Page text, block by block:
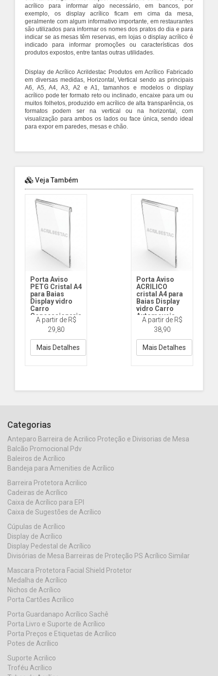
acrílico para informar algo necessário, em bancos, por
exemplo, os displayacrílico ficam em cima da mesa,
geralmente com algum informativo importante, em restaurantes
são utilizados para informar os nomes dos pratos do dia e para
indicar se as mesas têm reservas, em lojas o display acrílico é
indicado para informar promoções ou características dos
produtos expostos, entre tantas outras utilidades.
Display de Acrílico Acrildestac Produtos em Acrílico Fabricado
em diversas medidas, Horizontal, Vertical sendo as principais
A6, A5, A4, A3, A2 e A1, tamanhos e modelos o display
acrílico pode ter formato reto ou inclinado, encaixe para um ou
muitos folhetos, produzido em acrílico de alta transparência, os
formatos podem ser na vertical ou na horizontal, com
visualização para ambos os lados ou face única, sendo ideal
para expor em paredes, mesas e chão.
Veja Também
Porta Aviso
PETG Cristal A4
para Baias
Display vidro
Carro
Concessionarias
3480 30x21 Vert
A4 - PETG Cristal
A partir de R$
29,80
Mais Detalhes
Porta Aviso
ACRILICO
cristal A4 para
Baias Display
vidro Carro
Automoveis
DY480 30x21 Vert
A4 - ACRILICO
A partir de R$
38,90
Mais Detalhes
Categorias
Anteparo Barreira de Acrilico Proteção e Divisorias de Mesa
Balcão Promocional Pdv
Baleiros de Acrílico
Bandeja para Amenities de Acrílico
Barreira Protetora Acrilico
Cadeiras de Acrílico
Caixa de Acrílico para EPI
Caixa de Sugestões de Acrílico
Cúpulas de Acrílico
Display de Acrílico
Display Pedestal de Acrílico
Divisórias de Mesa Barreiras de Proteção PS Acrílico Similar
Mascara Protetora Facial Shield Protetor
Medalha de Acrílico
Nichos de Acrílico
Porta Cartões Acrílico
Porta Guardanapo Acrílico Sachê
Porta Livro e Suporte de Acrílico
Porta Preços e Etiquetas de Acrílico
Potes de Acrílico
Suporte Acrilico
Troféu Acrílico